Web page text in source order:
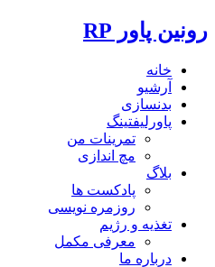
رونین پاور RP
خانه
آرشیو
بدنسازی
پاورلیفتینگ
تمرینات من
مچ اندازی
بلاگ
پادکست ها
روزمره نویسی
تغذیه و رژیم
معرفی مکمل
درباره ما